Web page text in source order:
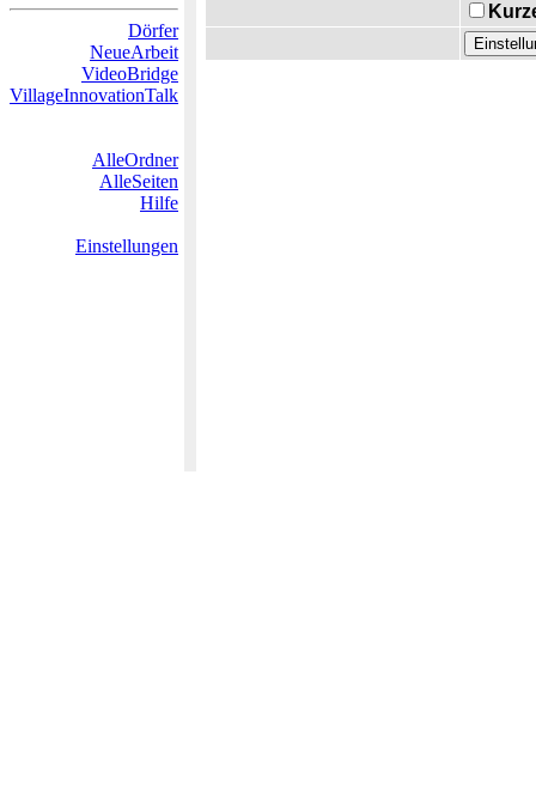
Dörfer
NeueArbeit
VideoBridge
VillageInnovationTalk
AlleOrdner
AlleSeiten
Hilfe
Einstellungen